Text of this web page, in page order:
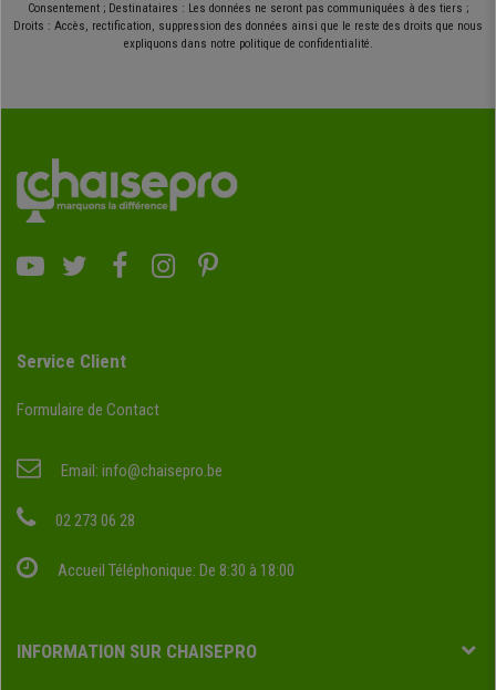
Consentement ; Destinataires : Les données ne seront pas communiquées à des tiers ;
Droits : Accès, rectification, suppression des données ainsi que le reste des droits que nous
expliquons dans notre politique de confidentialité.
Service Client
Formulaire de Contact
Email: info@chaisepro.be
02 273 06 28
Accueil Téléphonique: De 8:30 à 18:00
INFORMATION SUR CHAISEPRO